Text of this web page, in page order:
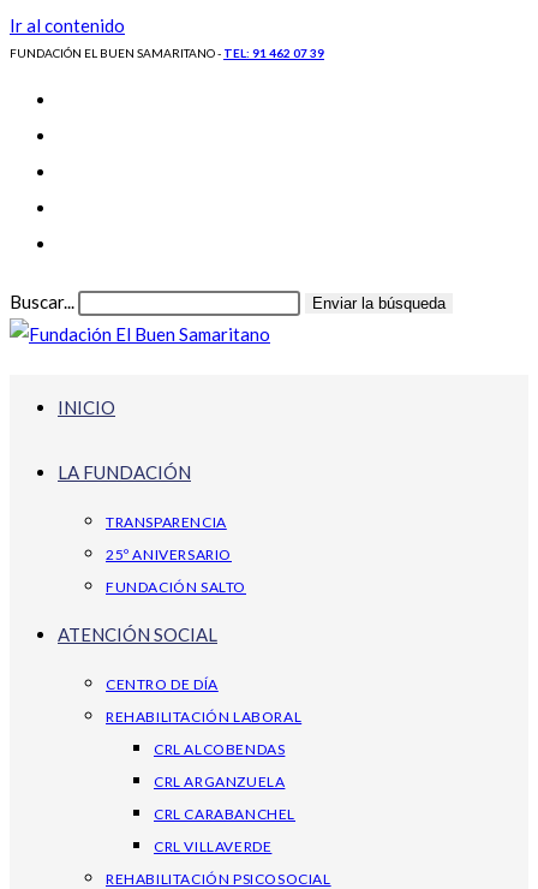
Ir al contenido
FUNDACIÓN EL BUEN SAMARITANO - TEL: 91 462 07 39
Buscar... Enviar la búsqueda
INICIO
LA FUNDACIÓN
TRANSPARENCIA
25º ANIVERSARIO
FUNDACIÓN SALTO
ATENCIÓN SOCIAL
CENTRO DE DÍA
REHABILITACIÓN LABORAL
CRL ALCOBENDAS
CRL ARGANZUELA
CRL CARABANCHEL
CRL VILLAVERDE
REHABILITACIÓN PSICOSOCIAL